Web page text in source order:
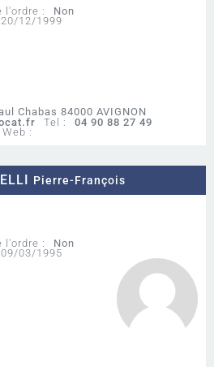
l'ordre :
Non
20/12/1999
Chabas 84000 AVIGNON
Tel :
04 90 88 27 49
:
Pierre-François
l'ordre :
Non
09/03/1995